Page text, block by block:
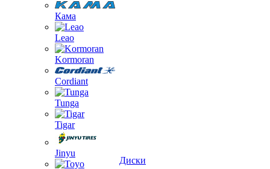
Кама
Leao
Kormoran
Cordiant
Tunga
Tigar
Jinyu
Диски